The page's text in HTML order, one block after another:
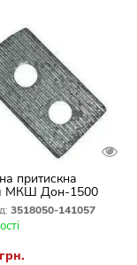
притискна
МКШ Дон-1500
141057
3518050-141057